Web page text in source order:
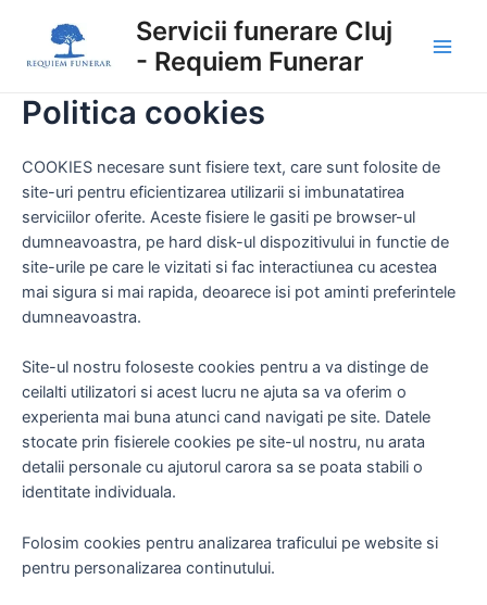
content
Servicii funerare Cluj
- Requiem Funerar
Politica cookies
COOKIES necesare sunt fisiere text, care sunt folosite de
site-uri pentru eficientizarea utilizarii si imbunatatirea
serviciilor oferite. Aceste fisiere le gasiti pe browser-ul
dumneavoastra, pe hard disk-ul dispozitivului in functie de
site-urile pe care le vizitati si fac interactiunea cu acestea
mai sigura si mai rapida, deoarece isi pot aminti preferintele
dumneavoastra.
Site-ul nostru foloseste cookies pentru a va distinge de
ceilalti utilizatori si acest lucru ne ajuta sa va oferim o
experienta mai buna atunci cand navigati pe site. Datele
stocate prin fisierele cookies pe site-ul nostru, nu arata
detalii personale cu ajutorul carora sa se poata stabili o
identitate individuala.
Folosim cookies pentru analizarea traficului pe website si
pentru personalizarea continutului.